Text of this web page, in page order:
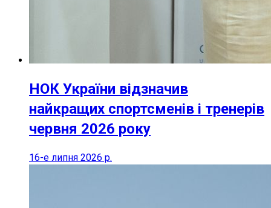
НОК України відзначив
найкращих спортсменів і тренерів
червня 2026 року
16-е липня 2026 р.